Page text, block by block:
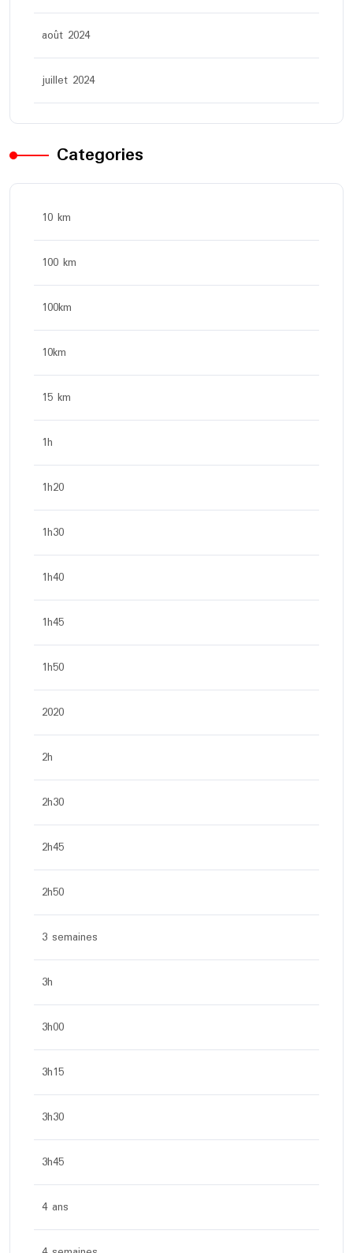
août 2024
juillet 2024
Categories
10 km
100 km
100km
10km
15 km
1h
1h20
1h30
1h40
1h45
1h50
2020
2h
2h30
2h45
2h50
3 semaines
3h
3h00
3h15
3h30
3h45
4 ans